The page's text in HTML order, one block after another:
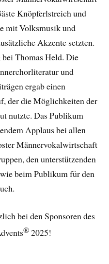
Knöpferlstreich und
mit Volksmusik und
Akzente setzten.
Thomas Held. Die
und
ergab einen
der die Möglichkeiten der
nutzte. Das Publikum
Applaus bei allen
Männervokalwirtschaft
den unterstützenden
beim Publikum für den
.
bei den Sponsoren des
®2025!